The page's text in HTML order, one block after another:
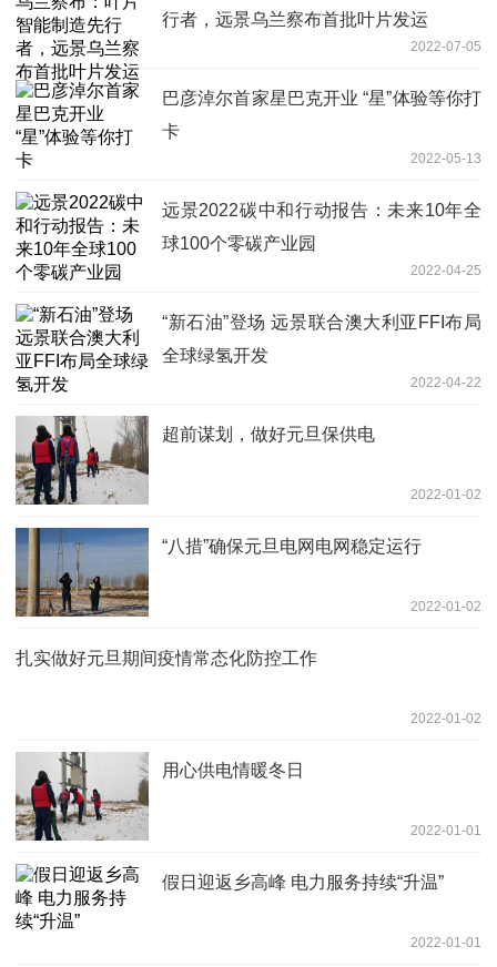
行者，远景乌兰察布首批叶片发运
2022-07-05
巴彦淖尔首家星巴克开业 “星”体验等你打
卡
2022-05-13
远景2022碳中和行动报告：未来10年全
球100个零碳产业园
2022-04-25
“新石油”登场 远景联合澳大利亚FFI布局
全球绿氢开发
2022-04-22
超前谋划，做好元旦保供电
2022-01-02
“八措”确保元旦电网电网稳定运行
2022-01-02
扎实做好元旦期间疫情常态化防控工作
2022-01-02
用心供电情暖冬日
2022-01-01
假日迎返乡高峰 电力服务持续“升温”
2022-01-01